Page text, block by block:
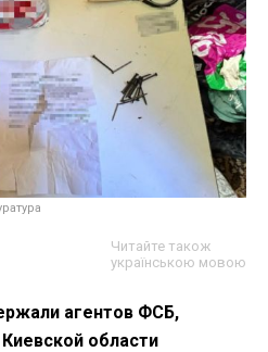
Читайте також
українською мовою
агентов ФСБ,
области